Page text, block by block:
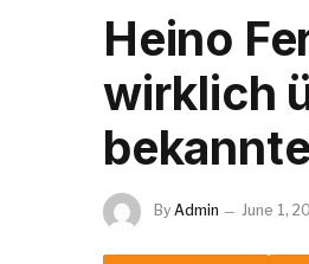
Heino
wirklich
By Admin June 1,